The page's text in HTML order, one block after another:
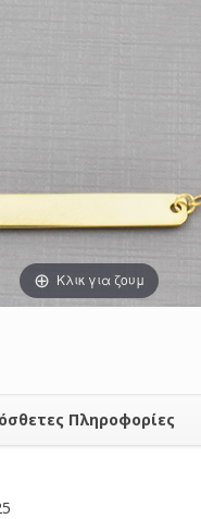
Κλικ για ζουμ
Πληροφορίες